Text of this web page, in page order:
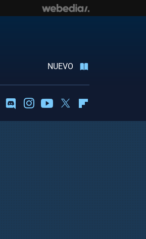
NUEVO
DiscordInstagramYoutubeTwitter